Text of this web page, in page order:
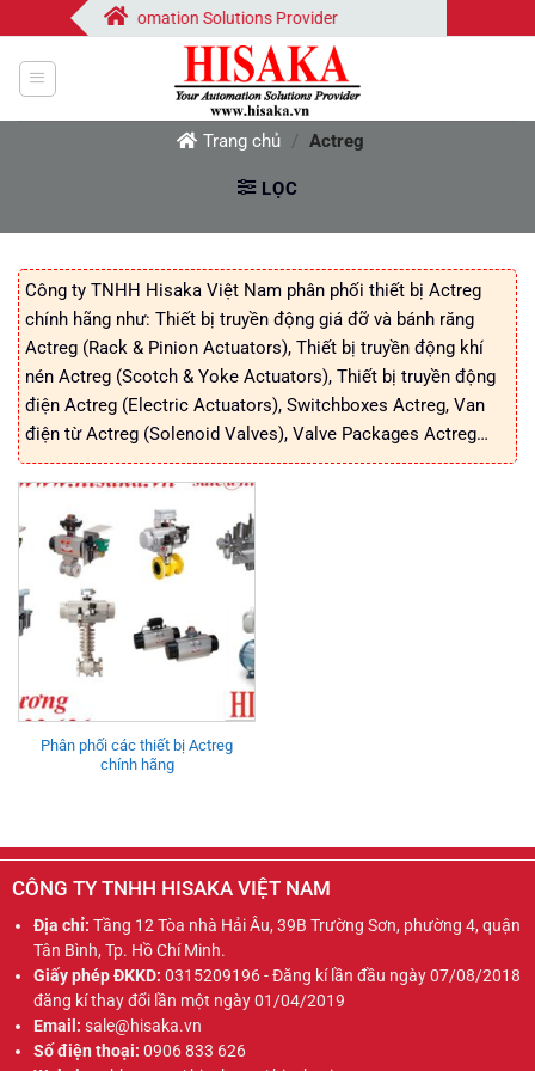
qua
nội
dung
Hisaka | Your Automation Solutions Provider
Trang chủ / Actreg
LỌC
Công ty TNHH Hisaka Việt Nam phân phối thiết bị Actreg
chính hãng như: Thiết bị truyền động giá đỡ và bánh răng
Actreg (Rack & Pinion Actuators), Thiết bị truyền động khí
nén Actreg (Scotch & Yoke Actuators), Thiết bị truyền động
điện Actreg (Electric Actuators), Switchboxes Actreg, Van
điện từ Actreg (Solenoid Valves), Valve Packages Actreg…
Phân phối các thiết bị Actreg
chính hãng
CÔNG TY TNHH HISAKA VIỆT NAM
Địa chỉ: Tầng 12 Tòa nhà Hải Âu, 39B Trường Sơn, phường 4, quận
Tân Bình, Tp. Hồ Chí Minh.
Giấy phép ĐKKD: 0315209196 - Đăng kí lần đầu ngày 07/08/2018
đăng kí thay đổi lần một ngày 01/04/2019
Email: sale@hisaka.vn
Số điện thoại: 0906 833 626